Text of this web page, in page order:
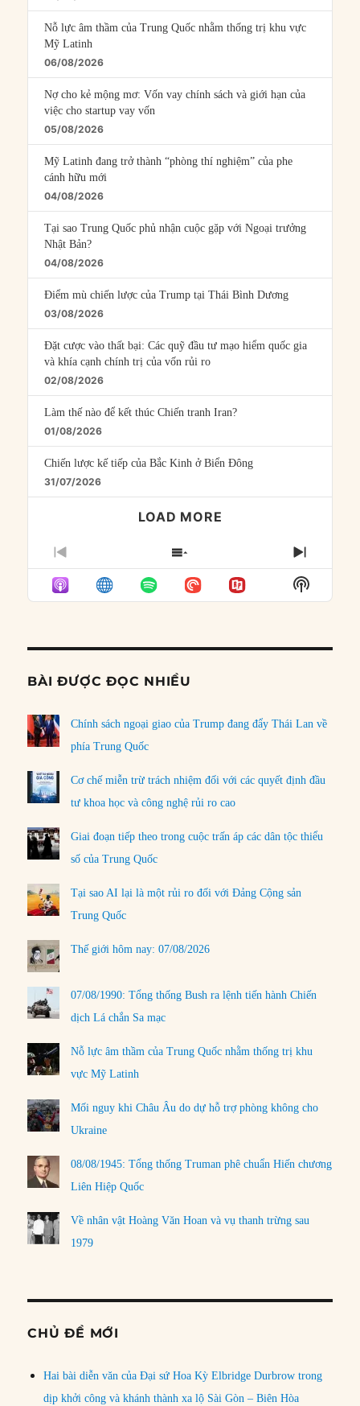
Nỗ lực âm thầm của Trung Quốc nhằm thống trị khu vực
Mỹ Latinh
06/08/2026
Nợ cho kẻ mộng mơ: Vốn vay chính sách và giới hạn của
việc cho startup vay vốn
05/08/2026
Mỹ Latinh đang trở thành “phòng thí nghiệm” của phe
cánh hữu mới
04/08/2026
Tại sao Trung Quốc phủ nhận cuộc gặp với Ngoại trưởng
Nhật Bản?
04/08/2026
Điểm mù chiến lược của Trump tại Thái Bình Dương
03/08/2026
Đặt cược vào thất bại: Các quỹ đầu tư mạo hiểm quốc gia
và khía cạnh chính trị của vốn rủi ro
02/08/2026
Làm thế nào để kết thúc Chiến tranh Iran?
01/08/2026
Chiến lược kế tiếp của Bắc Kinh ở Biển Đông
31/07/2026
LOAD MORE
PREVIOUS
EPISODE
SHOW
EPISODES
LIST
NEXT
Show
Podcast
BÀI ĐƯỢC ĐỌC NHIỀU
Chính sách ngoại giao của Trump đang đẩy Thái Lan về
phía Trung Quốc
Cơ chế miễn trừ trách nhiệm đối với các quyết định đầu
tư khoa học và công nghệ rủi ro cao
Giai đoạn tiếp theo trong cuộc trấn áp các dân tộc thiểu
số của Trung Quốc
Tại sao AI lại là một rủi ro đối với Đảng Cộng sản
Trung Quốc
Thế giới hôm nay: 07/08/2026
07/08/1990: Tổng thống Bush ra lệnh tiến hành Chiến
dịch Lá chắn Sa mạc
Nỗ lực âm thầm của Trung Quốc nhằm thống trị khu
vực Mỹ Latinh
Mối nguy khi Châu Âu do dự hỗ trợ phòng không cho
Ukraine
08/08/1945: Tổng thống Truman phê chuẩn Hiến chương
Liên Hiệp Quốc
Về nhân vật Hoàng Văn Hoan và vụ thanh trừng sau
1979
CHỦ ĐỀ MỚI
Hai bài diễn văn của Đại sứ Hoa Kỳ Elbridge Durbrow trong
dịp khởi công và khánh thành xa lộ Sài Gòn – Biên Hòa